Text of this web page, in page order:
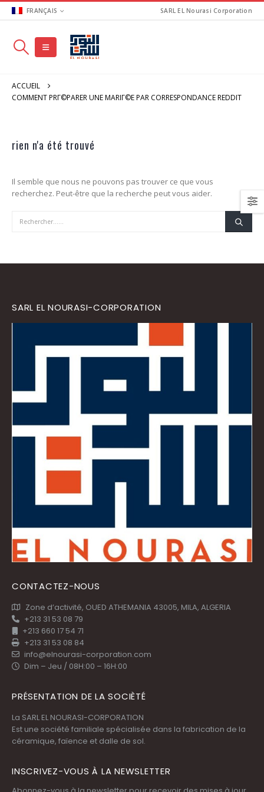
FRANÇAIS SARL EL Nourasi Corporation
ACCUEIL
COMMENT PRГ©PARER UNE MARIГ©E PAR CORRESPONDANCE REDDIT
rien n'a été trouvé
Il semble que nous ne pouvons pas trouver ce que vous
recherchez. Peut-être que la recherche peut vous aider.
SARL EL NOURASI-CORPORATION
CONTACTEZ-NOUS
Zone d’activité, OUED ATHEMANIA 43005, MILA, ALGERIA
+213 31 53 08 79
+213 660 17 54 71
+213 31 53 08 84
info@elnourasi-corporation.com
Dim – Jeu / 08H:00 – 16H:00
PRÉSENTATION DE LA SOCIÈTÉ
La SARL EL NOURASI-CORPORATION
Est une société familiale spécialisée dans la fabrication de la
céramique, faïence et dalle de sol.
INSCRIVEZ-VOUS À LA NEWSLETTER